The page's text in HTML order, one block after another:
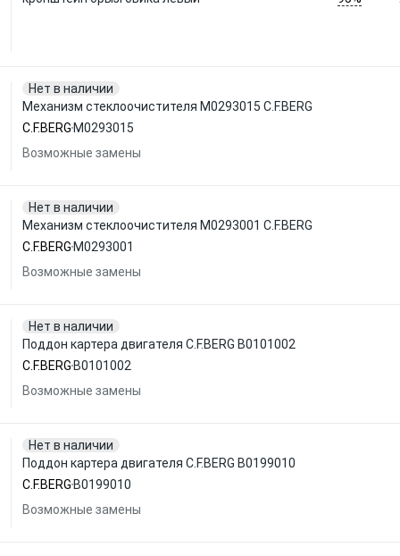
Нет в наличии
Механизм стеклоочистителя M0293015 C.F.BERG
C.F.BERG M0293015
Возможные замены
Нет в наличии
Механизм стеклоочистителя M0293001 C.F.BERG
C.F.BERG M0293001
Возможные замены
Нет в наличии
Поддон картера двигателя C.F.BERG B0101002
C.F.BERG B0101002
Возможные замены
Нет в наличии
Поддон картера двигателя C.F.BERG B0199010
C.F.BERG B0199010
Возможные замены